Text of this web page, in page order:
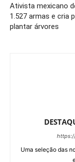
Ativista mexicano
1.527 armas e cria
plantar árvores
Uma seleção das